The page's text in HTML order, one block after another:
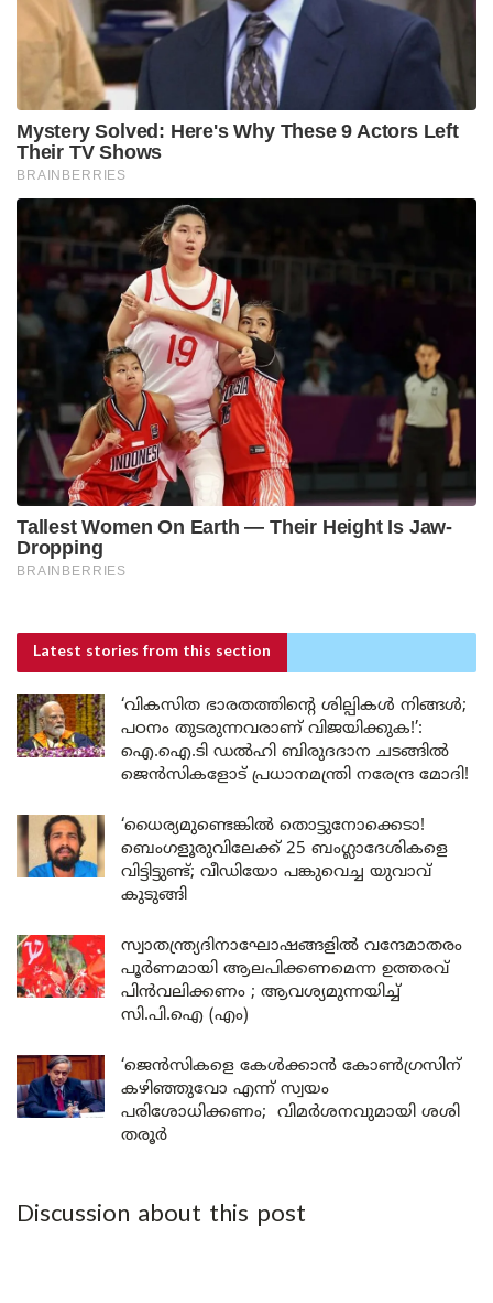
Latest stories from this section
‘വികസിത ഭാരതത്തിന്റെ ശില്പികൾ നിങ്ങൾ;
പഠനം തുടരുന്നവരാണ് വിജയിക്കുക!’:
ഐ.ഐ.ടി ഡൽഹി ബിരുദദാന ചടങ്ങിൽ
ജെൻസികളോട് പ്രധാനമന്ത്രി നരേന്ദ്ര മോദി!
‘ധൈര്യമുണ്ടെങ്കിൽ തൊട്ടുനോക്കെടാ!
ബെംഗളൂരുവിലേക്ക് 25 ബംഗ്ലാദേശികളെ
വിട്ടിട്ടുണ്ട്; വീഡിയോ പങ്കുവെച്ച യുവാവ്
കുടുങ്ങി
സ്വാതന്ത്ര്യദിനാഘോഷങ്ങളിൽ വന്ദേമാതരം
പൂർണമായി ആലപിക്കണമെന്ന ഉത്തരവ്
പിൻവലിക്കണം ; ആവശ്യമുന്നയിച്ച്
സി.പി.ഐ (എം)
‘ജെൻസികളെ കേൾക്കാൻ കോൺഗ്രസിന്
കഴിഞ്ഞുവോ എന്ന് സ്വയം
പരിശോധിക്കണം; വിമർശനവുമായി ശശി
തരൂർ
Discussion about this post